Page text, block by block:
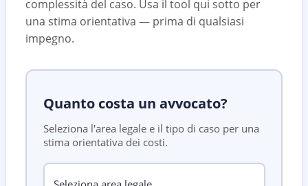
complessità del caso. Usa il tool qui sotto per
una stima orientativa — prima di qualsiasi
impegno.
Quanto costa un avvocato?
Seleziona l'area legale e il tipo di caso per una
stima orientativa dei costi.